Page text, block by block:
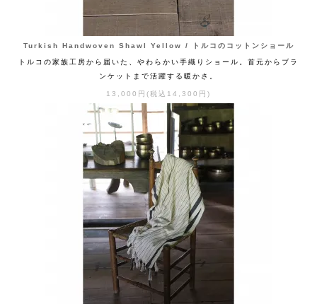
Turkish Handwoven Shawl Yellow / トルコのコットンショール
トルコの家族工房から届いた、やわらかい手織りショール。首元からブラ
ンケットまで活躍する暖かさ。
13,000円(税込14,300円)